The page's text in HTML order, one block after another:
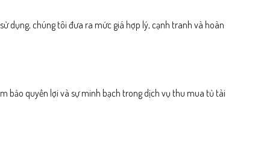
dụng, chúng tôi đưa ra mức giá hợp lý, cạnh tranh và hoàn
bảo quyền lợi và sự minh bạch trong dịch vụ thu mua tủ tài